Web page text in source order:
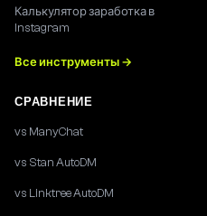
Калькулятор заработка в
Instagram
Все инструменты →
СРАВНЕНИЕ
vs ManyChat
vs Stan AutoDM
vs Linktree AutoDM